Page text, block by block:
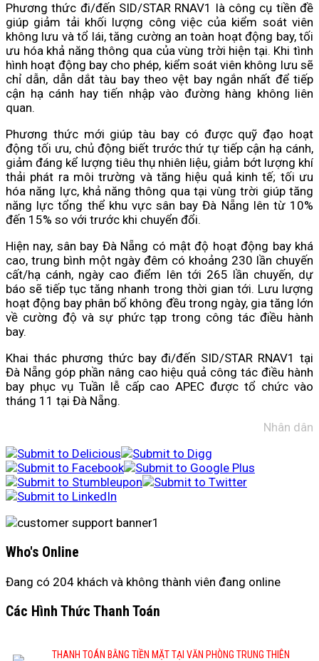
Phương thức đi/đến SID/STAR RNAV1 là công cụ tiền đề
giúp giảm tải khối lượng công việc của kiểm soát viên
không lưu và tổ lái, tăng cường an toàn hoạt động bay, tối
ưu hóa khả năng thông qua của vùng trời hiện tại. Khi tình
hình hoạt động bay cho phép, kiểm soát viên không lưu sẽ
chỉ dẫn, dẫn dắt tàu bay theo vệt bay ngắn nhất để tiếp
cận hạ cánh hay tiến nhập vào đường hàng không liên
quan.
Phương thức mới giúp tàu bay có được quỹ đạo hoạt
động tối ưu, chủ động biết trước thứ tự tiếp cận hạ cánh,
giảm đáng kể lượng tiêu thụ nhiên liệu, giảm bớt lượng khí
thải phát ra môi trường và tăng hiệu quả kinh tế; tối ưu
hóa năng lực, khả năng thông qua tại vùng trời giúp tăng
năng lực tổng thể khu vực sân bay Đà Nẵng lên từ 10%
đến 15% so với trước khi chuyển đổi.
Hiện nay, sân bay Đà Nẵng có mật độ hoạt động bay khá
cao, trung bình một ngày đêm có khoảng 230 lần chuyến
cất/hạ cánh, ngày cao điểm lên tới 265 lần chuyến, dự
báo sẽ tiếp tục tăng nhanh trong thời gian tới. Lưu lượng
hoạt động bay phân bổ không đều trong ngày, gia tăng lớn
về cường độ và sự phức tạp trong công tác điều hành
bay.
Khai thác phương thức bay đi/đến SID/STAR RNAV1 tại
Đà Nẵng góp phần nâng cao hiệu quả công tác điều hành
bay phục vụ Tuần lễ cấp cao APEC được tổ chức vào
tháng 11 tại Đà Nẵng.
Nhân dân
Who's Online
Đang có 204 khách và không thành viên đang online
Các Hình Thức Thanh Toán
THANH TOÁN BẰNG TIỀN MẶT TẠI VĂN PHÒNG TRUNG THIÊN